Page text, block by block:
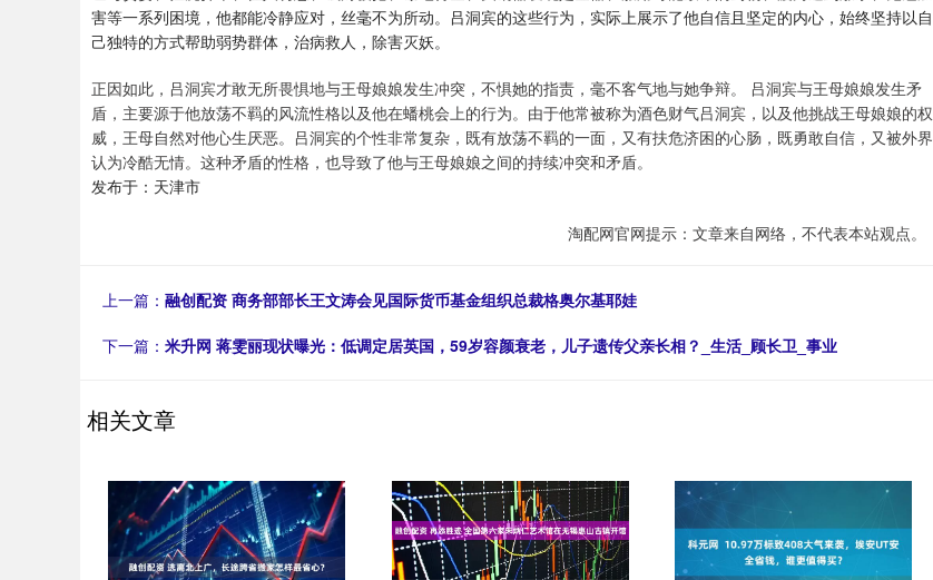
害等一系列困境，他都能冷静应对，丝毫不为所动。吕洞宾的这些行为，实际上展示了他自信且坚定的内心，始终坚持以自
己独特的方式帮助弱势群体，治病救人，除害灭妖。
正因如此，吕洞宾才敢无所畏惧地与王母娘娘发生冲突，不惧她的指责，毫不客气地与她争辩。 吕洞宾与王母娘娘发生矛
盾，主要源于他放荡不羁的风流性格以及他在蟠桃会上的行为。由于他常被称为酒色财气吕洞宾，以及他挑战王母娘娘的权
威，王母自然对他心生厌恶。吕洞宾的个性非常复杂，既有放荡不羁的一面，又有扶危济困的心肠，既勇敢自信，又被外界
认为冷酷无情。这种矛盾的性格，也导致了他与王母娘娘之间的持续冲突和矛盾。
发布于：天津市
淘配网官网提示：文章来自网络，不代表本站观点。
上一篇： 融创配资 商务部部长王文涛会见国际货币基金组织总裁格奥尔基耶娃
下一篇： 米升网 蒋雯丽现状曝光：低调定居英国，59岁容颜衰老，儿子遗传父亲长相？_生活_顾长卫_事业
相关文章